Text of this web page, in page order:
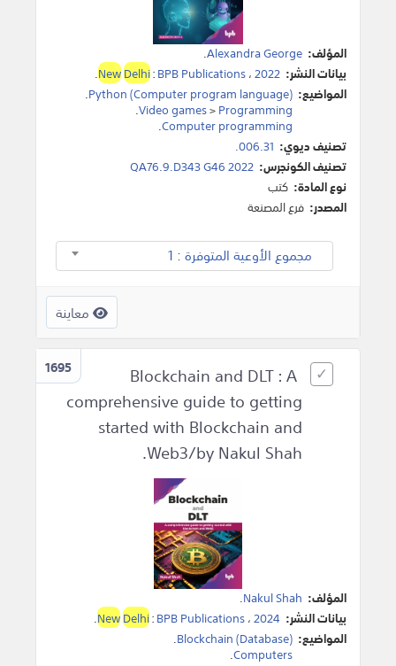
المؤلف: Alexandra George
.
بيانات النشر:
NewDelhi:BPB Publications،2022
.
المواضيع: Python (Computer program language)
.
Video games>Programming
.
Computer programming
.
تصنيف ديوي: 006.31.
تصنيف الكونجرس: QA76.9.D343 G46 2022
نوع المادة: كتب
المصدر: فرع المصنعة
مجموع الأوعية المتوفرة : 1
معاينة
1695
Blockchain and DLT : A
comprehensive guide to getting
started with Blockchain and
Web3/by Nakul Shah.
المؤلف: Nakul Shah
.
بيانات النشر:
NewDelhi:BPB Publications،2024
.
المواضيع: Blockchain (Database)
.
Computers
.